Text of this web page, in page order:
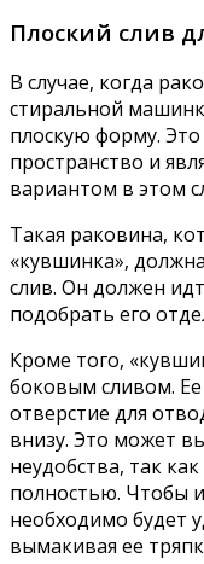
Плоский слив
В случае, когда
стиральной
плоскую форму.
пространство и
вариантом в этом
Такая раковина,
«кувшинка»,
слив. Он должен
подобрать его
Кроме того,
боковым сливом. Ее
отверстие для
внизу. Это может
неудобства, так
полностью. Чтобы
необходимо будет
вымакивая ее